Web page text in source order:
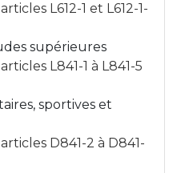
L612-1 et L612-1-
supérieures
L841-1 à L841-5
sportives et
D841-2 à D841-